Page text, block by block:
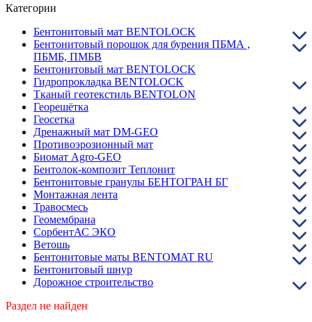
Категории
Бентонитовый мат BENTOLOCK
Бентонитовый порошок для бурения ПБМА ,
ПБМБ, ПМБВ
Бентонитовый мат BENTOLOCK
Гидропрокладка BENTOLOCK
Тканый геотекстиль BENTOLON
Георешётка
Геосетка
Дренажный мат DM-GEO
Противоэрозионный мат
Биомат Agro-GEO
Бентолок-композит Теплонит
Бентонитовые гранулы БЕНТОГРАН БГ
Монтажная лента
Травосмесь
Геомембрана
СорбентАС ЭКО
Ветошь
Бентонитовые маты BENTOMAT RU
Бентонитовый шнур
Дорожное строительство
Раздел не найден